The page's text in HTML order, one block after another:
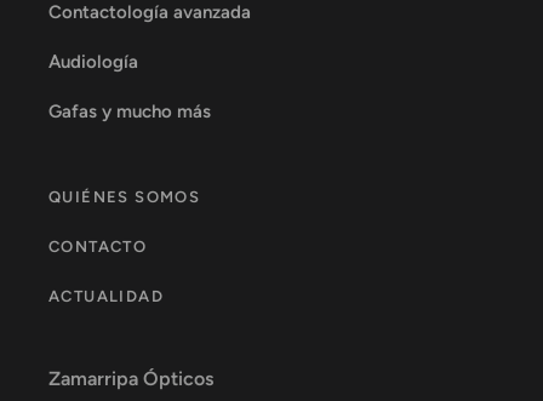
Contactología avanzada
Audiología
Gafas y mucho más
QUIÉNES SOMOS
CONTACTO
ACTUALIDAD
Zamarripa Ópticos